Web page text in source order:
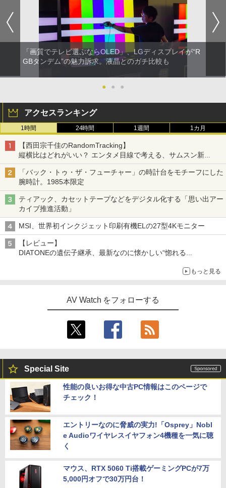
「画質でテレビ選ぶならOLED」、LGディスプレイが“R
GBタンデム”の魅力訴求。液晶とのガチ比較も
● ● ●
アクセスランキング
1時間 24時間 1週間 1カ月
【西田宗千佳のRandomTracking】
縦横比はどれがいい？ エンタメ目線で考える、サムスン新
「Galaxy Z Fold」
「バック・トゥ・ザ・フューチャー」の時計台をモチーフにした
腕時計。1985本限定
ティアック、カセットテープなどをデジタル化する「思い出アー
カイブ推進活動」
MSI、世界初インクジェット印刷有機ELの27型4Kモニター
【レビュー】
DIATONEの遺伝子継承、最新なのに懐かしい“惚れる
もっと見る
AV Watch をフォローする
Special Site
性能の良いお得な中古PC情報はこのページで
チェック！
エントリーなのに脅威の実力!「Osprey」Nobl
e Audioワイヤレスイヤフォン4機種を一気に聴
く
マウス、RTX 5060 Ti搭載ゲーミングPCが7万
5,000円オフで30万円台！